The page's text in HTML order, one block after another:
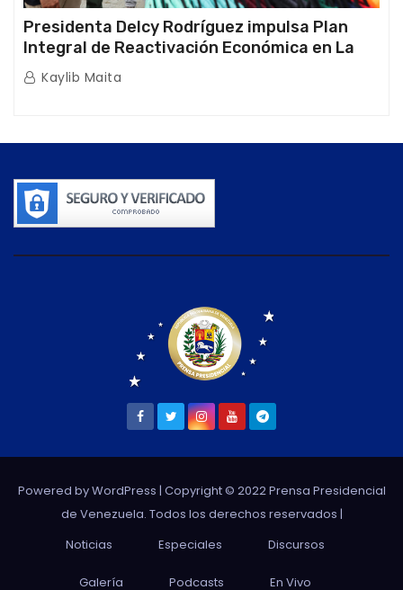
Presidenta Delcy Rodríguez impulsa Plan
Integral de Reactivación Económica en La
Guaira
Kaylib Maita
Powered by WordPress | Copyright © 2022 Prensa Presidencial
de Venezuela. Todos los derechos reservados |
Noticias
Especiales Discursos
Galería Podcasts En Vivo